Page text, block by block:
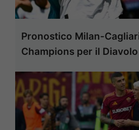
Pronostico Milan-
Champions per il Diavolo